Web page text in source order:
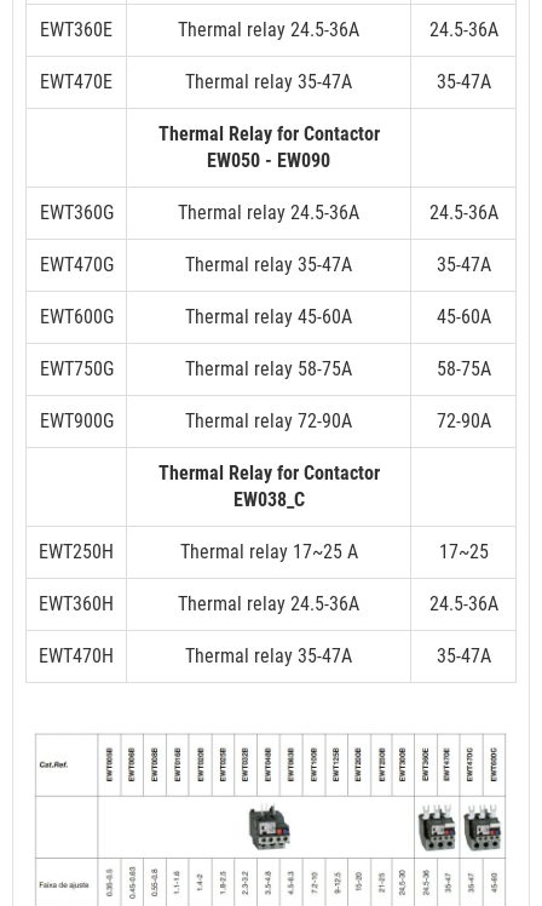
EWT360E Thermal relay 24.5-36A 24.5-36A
EWT470E Thermal relay 35-47A 35-47A
Thermal Relay for Contactor
EW050 - EW090
EWT360G Thermal relay 24.5-36A 24.5-36A
EWT470G Thermal relay 35-47A 35-47A
EWT600G Thermal relay 45-60A 45-60A
EWT750G Thermal relay 58-75A 58-75A
EWT900G Thermal relay 72-90A 72-90A
Thermal Relay for Contactor
EW038_C
EWT250H Thermal relay 17~25 A 17~25
EWT360H Thermal relay 24.5-36A 24.5-36A
EWT470H Thermal relay 35-47A 35-47A